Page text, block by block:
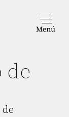
de